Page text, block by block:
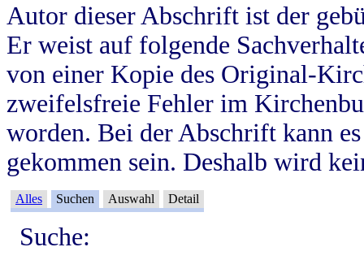
Autor dieser Abschrift ist der
Er weist auf folgende
von einer Kopie des Original-
zweifelsfreie Fehler im
worden. Bei der Abschrift kann
gekommen sein. Deshalb wird
Alles Suchen Auswahl Detail
Suche: